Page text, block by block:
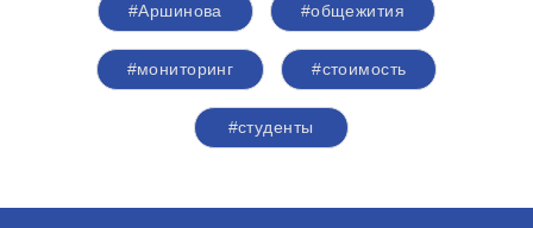
#Аршинова #общежития
#мониторинг #стоимость
#студенты